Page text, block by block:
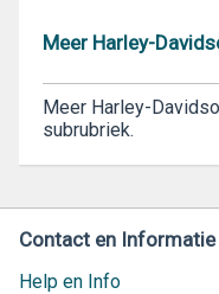
Meer Harley-
Meer Harley-
subrubriek.
Contact en Informatie
Help en Info